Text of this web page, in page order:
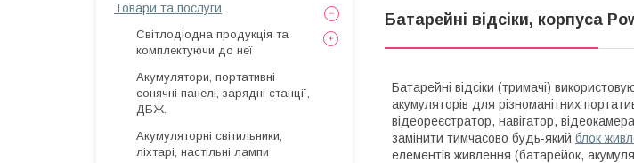
Батарейні відсіки, корпуса
Батарейні відсіки (тримачі)
акумуляторів для різноманітних
відеореєстратор, навігатор,
замінити тимчасово будь-який блок
елементів живлення (батарейок,
Товари та послуги
Світлодіодна продукція та
комплектуючи до неї
Акумулятори, портативні
сонячні панелі, зарядні станції,
ДБЖ.
Акумуляторні світильники,
ліхтарі, настільні лампи